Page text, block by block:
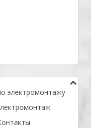
электромонтажу